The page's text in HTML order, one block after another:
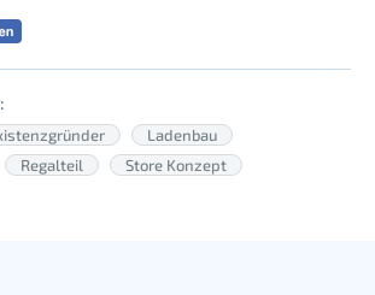
Ladenbau
Regalteil Store Konzept